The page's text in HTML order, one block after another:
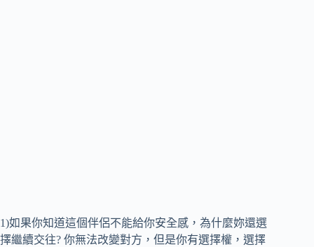
1)如果你知道這個伴侶不能給你安全感，為什麼妳還選
擇繼續交往? 你無法改變對方，但是你有選擇權，選擇